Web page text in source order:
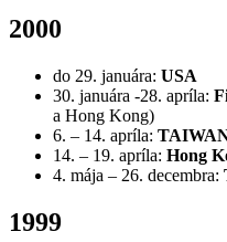
2000
do 29. januára: USA
30. januára -28. apríla:
a Hong Kong)
6. – 14. apríla:
14. – 19. apríla: Hong
4. mája – 26. decembra:
1999